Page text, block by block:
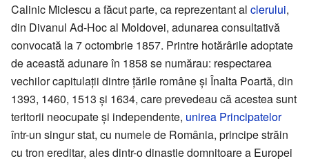
Calinic Miclescu a făcut parte, ca reprezentant al clerului,
din Divanul Ad-Hoc al Moldovei, adunarea consultativă
convocată la 7 octombrie 1857. Printre hotărârile adoptate
de această adunare în 1858 se numărau: respectarea
vechilor capitulații dintre țările române și Înalta Poartă, din
1393, 1460, 1513 și 1634, care prevedeau că acestea sunt
teritorii neocupate și independente, unirea Principatelor
într-un singur stat, cu numele de România, principe străin
cu tron ereditar, ales dintr-o dinastie domnitoare a Europei